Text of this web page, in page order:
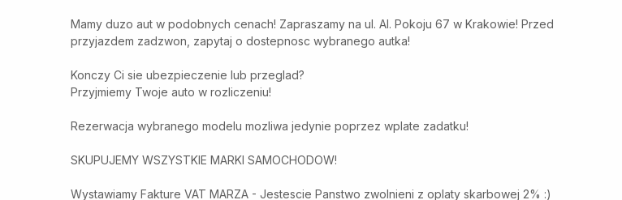
Mamy duzo aut w podobnych cenach! Zapraszamy na ul. Al. Pokoju 67 w Krakowie! Przed
przyjazdem zadzwon, zapytaj o dostepnosc wybranego autka!
Konczy Ci sie ubezpieczenie lub przeglad?
Przyjmiemy Twoje auto w rozliczeniu!
Rezerwacja wybranego modelu mozliwa jedynie poprzez wplate zadatku!
SKUPUJEMY WSZYSTKIE MARKI SAMOCHODOW!
Wystawiamy Fakture VAT MARZA - Jestescie Panstwo zwolnieni z oplaty skarbowej 2% :)